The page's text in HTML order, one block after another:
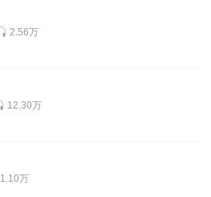
2.56万
12.30万
1.10万